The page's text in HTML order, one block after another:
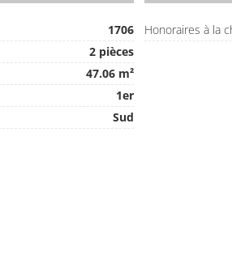
1706
2 pièces
47.06 m²
1er
Sud
Honoraires à la